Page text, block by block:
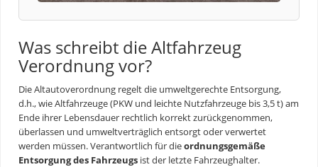
Was schreibt die Altfahrzeug
Verordnung vor?
Die Altautoverordnung regelt die umweltgerechte Entsorgung,
d.h., wie Altfahrzeuge (PKW und leichte Nutzfahrzeuge bis 3,5 t) am
Ende ihrer Lebensdauer rechtlich korrekt zurückgenommen,
überlassen und umweltverträglich entsorgt oder verwertet
werden müssen. Verantwortlich für dieordnungsgemäße
Entsorgung des Fahrzeugs ist der letzte Fahrzeughalter.